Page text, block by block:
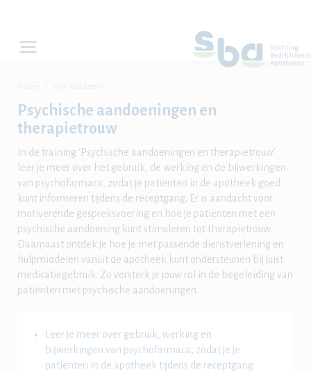
Home SBA Academie
Psychische aandoeningen en
therapietrouw
In de training ‘Psychische aandoeningen en therapietrouw’
leer je meer over het gebruik, de werking en de bijwerkingen
van psychofarmaca, zodat je patiënten in de apotheek goed
kunt informeren tijdens de receptgang. Er is aandacht voor
motiverende gespreksvoering en hoe je patiënten met een
psychische aandoening kunt stimuleren tot therapietrouw.
Daarnaast ontdek je hoe je met passende dienstverlening en
hulpmiddelen vanuit de apotheek kunt ondersteunen bij juist
medicatiegebruik. Zo versterk je jouw rol in de begeleiding van
patiënten met psychische aandoeningen.
Leer je meer over gebruik, werking en
bijwerkingen van psychofarmaca, zodat je je
patiënten in de apotheek tijdens de receptgang